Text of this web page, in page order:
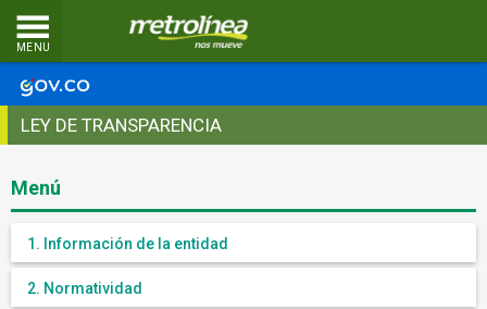
MENU
LEY DE TRANSPARENCIA
Menú
1. Información de la entidad
2. Normatividad